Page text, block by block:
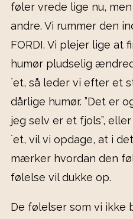
føler vrede lige nu,
andre. Vi rummer den
FORDI. Vi plejer lige at
humør pludselig
´et, så leder vi efter et
dårlige humør. ”Det er
jeg selv er et fjols”,
´et, vil vi opdage, at i
mærker hvordan den
følelse vil dukke op.
De følelser som vi ikke